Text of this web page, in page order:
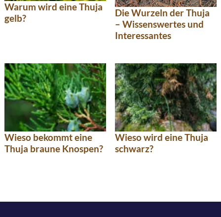
Warum wird eine Thuja
gelb?
Die Wurzeln der Thuja
– Wissenswertes und
Interessantes
Wieso bekommt eine
Thuja braune Knospen?
Wieso wird eine Thuja
schwarz?